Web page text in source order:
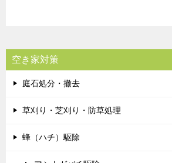
空き家対策
庭石処分・撤去
草刈り・芝刈り・防草処理
蜂（ハチ）駆除